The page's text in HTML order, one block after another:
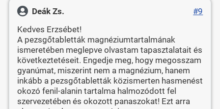
Deák Zs.
#9
Kedves Erzsébet!
A pezsgőtabletták magnéziumtartalmának
ismeretében meglepve olvastam tapasztalatait és
következtetéseit. Engedje meg, hogy megosszam
gyanúmat, miszerint nem a magnézium, hanem
inkább a pezsgőtabletták közismerten hasmenést
okozó fenil-alanin tartalma halmozódott fel
szervezetében és okozott panaszokat! Ezt arra